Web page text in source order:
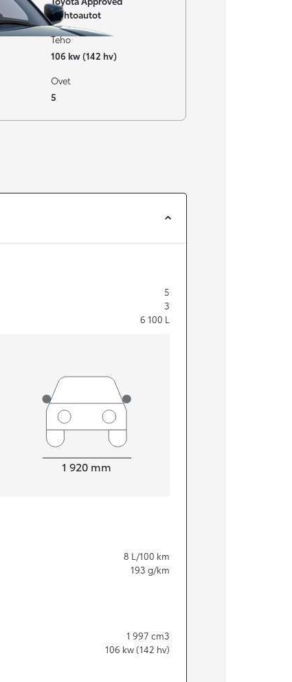
Vaihtoautot
Teho
106 kw (142 hv)
Ovet
5
5
3
6 100 L
1 920 mm
8 L/100 km
193 g/km
1 997 cm3
106 kw (142 hv)